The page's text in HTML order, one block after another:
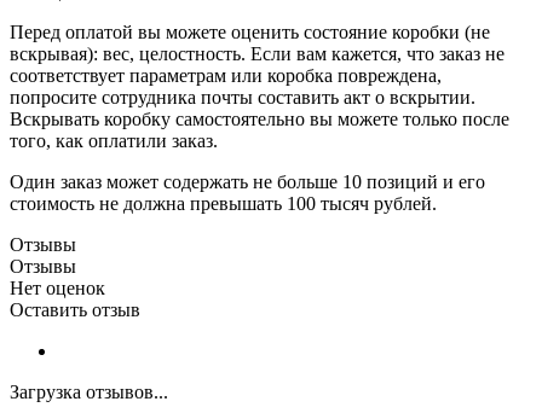
Перед оплатой вы можете оценить состояние коробки (не
вскрывая): вес, целостность. Если вам кажется, что заказ не
соответствует параметрам или коробка повреждена,
попросите сотрудника почты составить акт о вскрытии.
Вскрывать коробку самостоятельно вы можете только после
того, как оплатили заказ.
Один заказ может содержать не больше 10 позиций и его
стоимость не должна превышать 100 тысяч рублей.
Отзывы
Отзывы
Нет оценок
Оставить отзыв
Загрузка отзывов...